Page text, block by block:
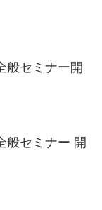
般セミナー開
般セミナー 開